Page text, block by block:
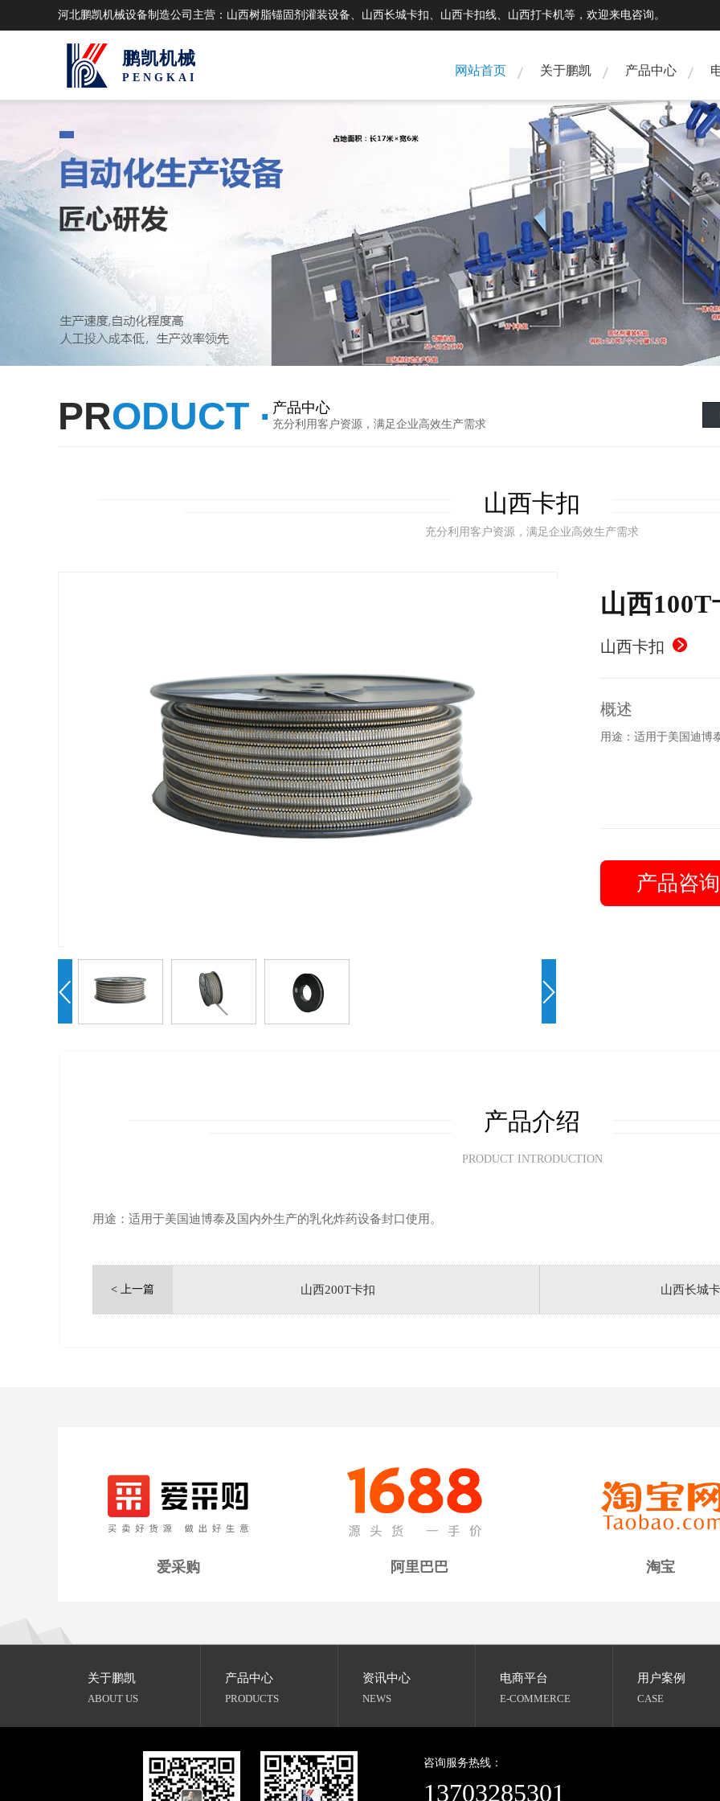
河北鹏凯机械设备制造公司主营：山西树脂锚固剂灌装设备、山西长城卡扣、山西卡扣线、山西打卡机等，欢迎来电咨询。
鹏凯机械
PENGKAI
网站首页 关于鹏凯 产品中心
PRODUCT · 产品中心
充分利用客户资源，满足企业高效生产需求
山西卡扣
充分利用客户资源，满足企业高效生产需求
山西100T
山西卡扣
概述
用途：适用于美国迪博
产品咨询
产品介绍
PRODUCT INTRODUCTION
用途：适用于美国迪博泰及国内外生产的乳化炸药设备封口使用。
< 上一篇 山西200T卡扣 山西长城
爱采购 阿里巴巴 淘宝
关于鹏凯
ABOUT US
产品中心
PRODUCTS
资讯中心
NEWS
电商平台
E-COMMERCE
用户案例
CASE
咨询服务热线：
13703285301